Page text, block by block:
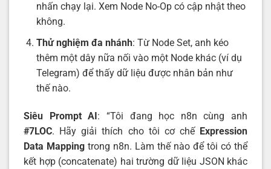
nhấn chạy lại. Xem Node No-Op có cập nhật theo
không.
Thử nghiệm đa nhánh: Từ Node Set, anh kéo
thêm một dây nữa nối vào một Node khác (ví dụ
Telegram) để thấy dữ liệu được nhân bản như
thế nào.
Siêu Prompt AI: “Tôi đang học n8n cùng anh
#7LOC. Hãy giải thích cho tôi cơ chế Expression
Data Mapping trong n8n. Làm thế nào để tôi có thể
kết hợp (concatenate) hai trường dữ liệu JSON khác